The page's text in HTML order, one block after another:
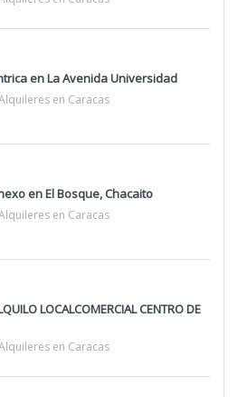
en La Avenida Universidad
en Caracas
en El Bosque, Chacaito
en Caracas
LOCALCOMERCIAL CENTRO DE
en Caracas